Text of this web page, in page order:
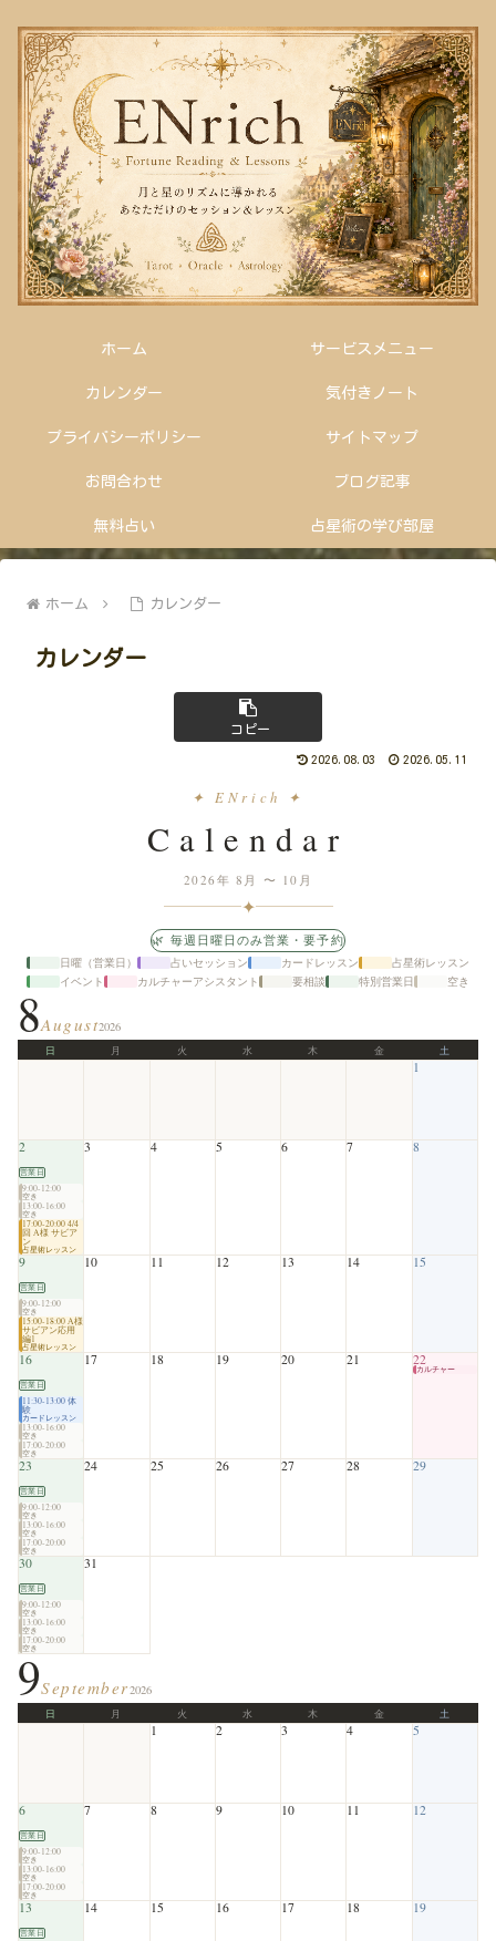
ホーム サービスメニュー
カレンダー 気付きノート
プライバシーポリシー サイトマップ
お問合わせ ブログ記事
無料占い 占星術の学び部屋
ホーム カレンダー
カレンダー
コピー
2026.08.03 2026.05.11
✦ ENrich ✦
Calendar
2026年 8月 〜 10月
✦
🌿 毎週日曜日のみ営業・要予約
日曜（営業日） 占いセッション カードレッスン
占星術レッスン
イベント
カルチャーアシスタント 要相談 特別営業日 空き
8August2026
日 月 火 水 木 金 土
1
2
営業日
9:00-12:00
空き
13:00-16:00
空き
17:00-20:00 4/4
回 A様 サビア
ン
占星術レッスン
3 4 5 6 7 8
9
営業日
9:00-12:00
空き
15:00-18:00 A様
サビアン応用
編1
占星術レッスン
10 11 12 13 14 15
16
営業日
11:30-13:00 体
験
カードレッスン
13:00-16:00
空き
17:00-20:00
空き
17 18 19 20 21 22
カルチャー
23
営業日
9:00-12:00
空き
13:00-16:00
空き
17:00-20:00
空き
24 25 26 27 28 29
30
営業日
9:00-12:00
空き
13:00-16:00
空き
17:00-20:00
空き
31
9September2026
日 月 火 水 木 金 土
1 2 3 4 5
6
営業日
9:00-12:00
空き
13:00-16:00
空き
17:00-20:00
空き
7 8 9 10 11 12
13
営業日
14 15 16 17 18 19